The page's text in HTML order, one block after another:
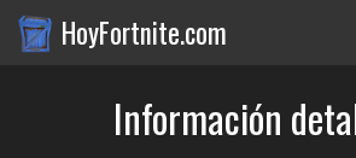
HoyFortnite.com
Información